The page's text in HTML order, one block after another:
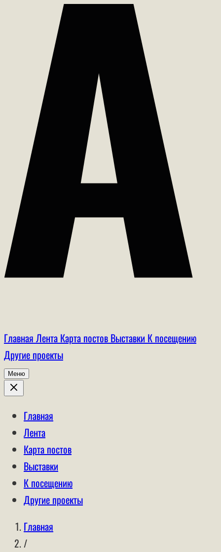
Главная Лента Карта постов Выставки К посещению
Другие проекты
Меню
Главная
Лента
Карта постов
Выставки
К посещению
Другие проекты
Главная
/